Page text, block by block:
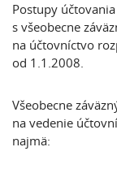
Postupy
s všeobecne
na účtovníctvo
od 1.1.2008.
Všeobecne
na vedenie
najmä: